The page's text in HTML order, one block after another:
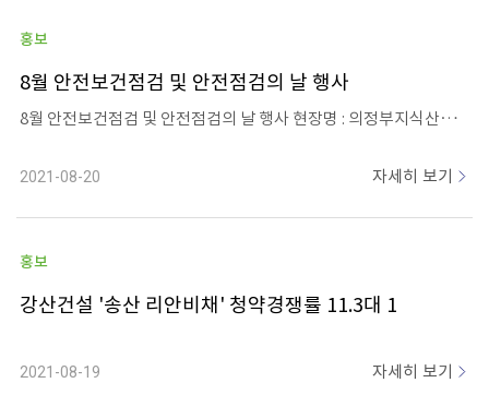
홍보
8월 안전보건점검 및 안전점검의 날 행사
8월 안전보건점검 및 안전점검의 날 행사 현장명 : 의정부지식산업센터 일 시 : 2021.08.19(목) 참석자 : 본사 김성현 대표 비롯한 강산건설 임직원과 협력사, 근로자 등 85명 내 용 : 합동안전점검 및 간담회 개최
2021-08-20 자세히 보기
홍보
강산건설 '송산 리안비채' 청약경쟁률 11.3대 1
2021-08-19 자세히 보기